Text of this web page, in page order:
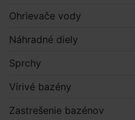
Ohrievače vody
Náhradné diely
Sprchy
Vírivé bazény
Zastrešenie bazénov